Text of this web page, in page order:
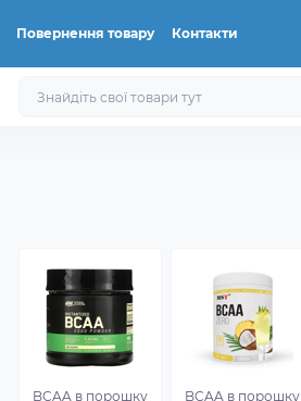
Повернення товару Контакти
BCAA в порошку
BCAA в порошку